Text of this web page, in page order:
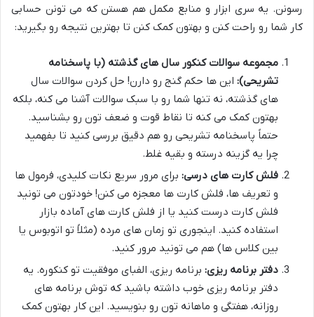
رسونن. یه سری ابزار و منابع مکمل هم هستن که می تونن حسابی
کار شما رو راحت کنن و بهتون کمک کنن تا بهترین نتیجه رو بگیرید:
مجموعه سوالات کنکور سال های گذشته (با پاسخنامه
تشریحی): این ها حکم گنج رو دارن! حل کردن سوالات سال
های گذشته، نه تنها شما رو با سبک سوالات آشنا می کنه، بلکه
بهتون کمک می کنه تا نقاط قوت و ضعف تون رو بشناسید.
حتماً پاسخنامه تشریحی رو هم دقیق بررسی کنید تا بفهمید
چرا یه گزینه درسته و بقیه غلط.
فلش کارت های درسی: برای مرور سریع نکات کلیدی، فرمول ها
و تعریف ها، فلش کارت ها معجزه می کنن! خودتون می تونید
فلش کارت درست کنید یا از فلش کارت های آماده بازار
استفاده کنید. اینجوری تو زمان های مرده (مثلاً تو اتوبوس یا
بین کلاس ها) هم می تونید مرور کنید.
دفتر برنامه ریزی: برنامه ریزی، الفبای موفقیت تو کنکوره. یه
دفتر برنامه ریزی خوب داشته باشید که توش برنامه های
روزانه، هفتگی و ماهانه تون رو بنویسید. این کار بهتون کمک